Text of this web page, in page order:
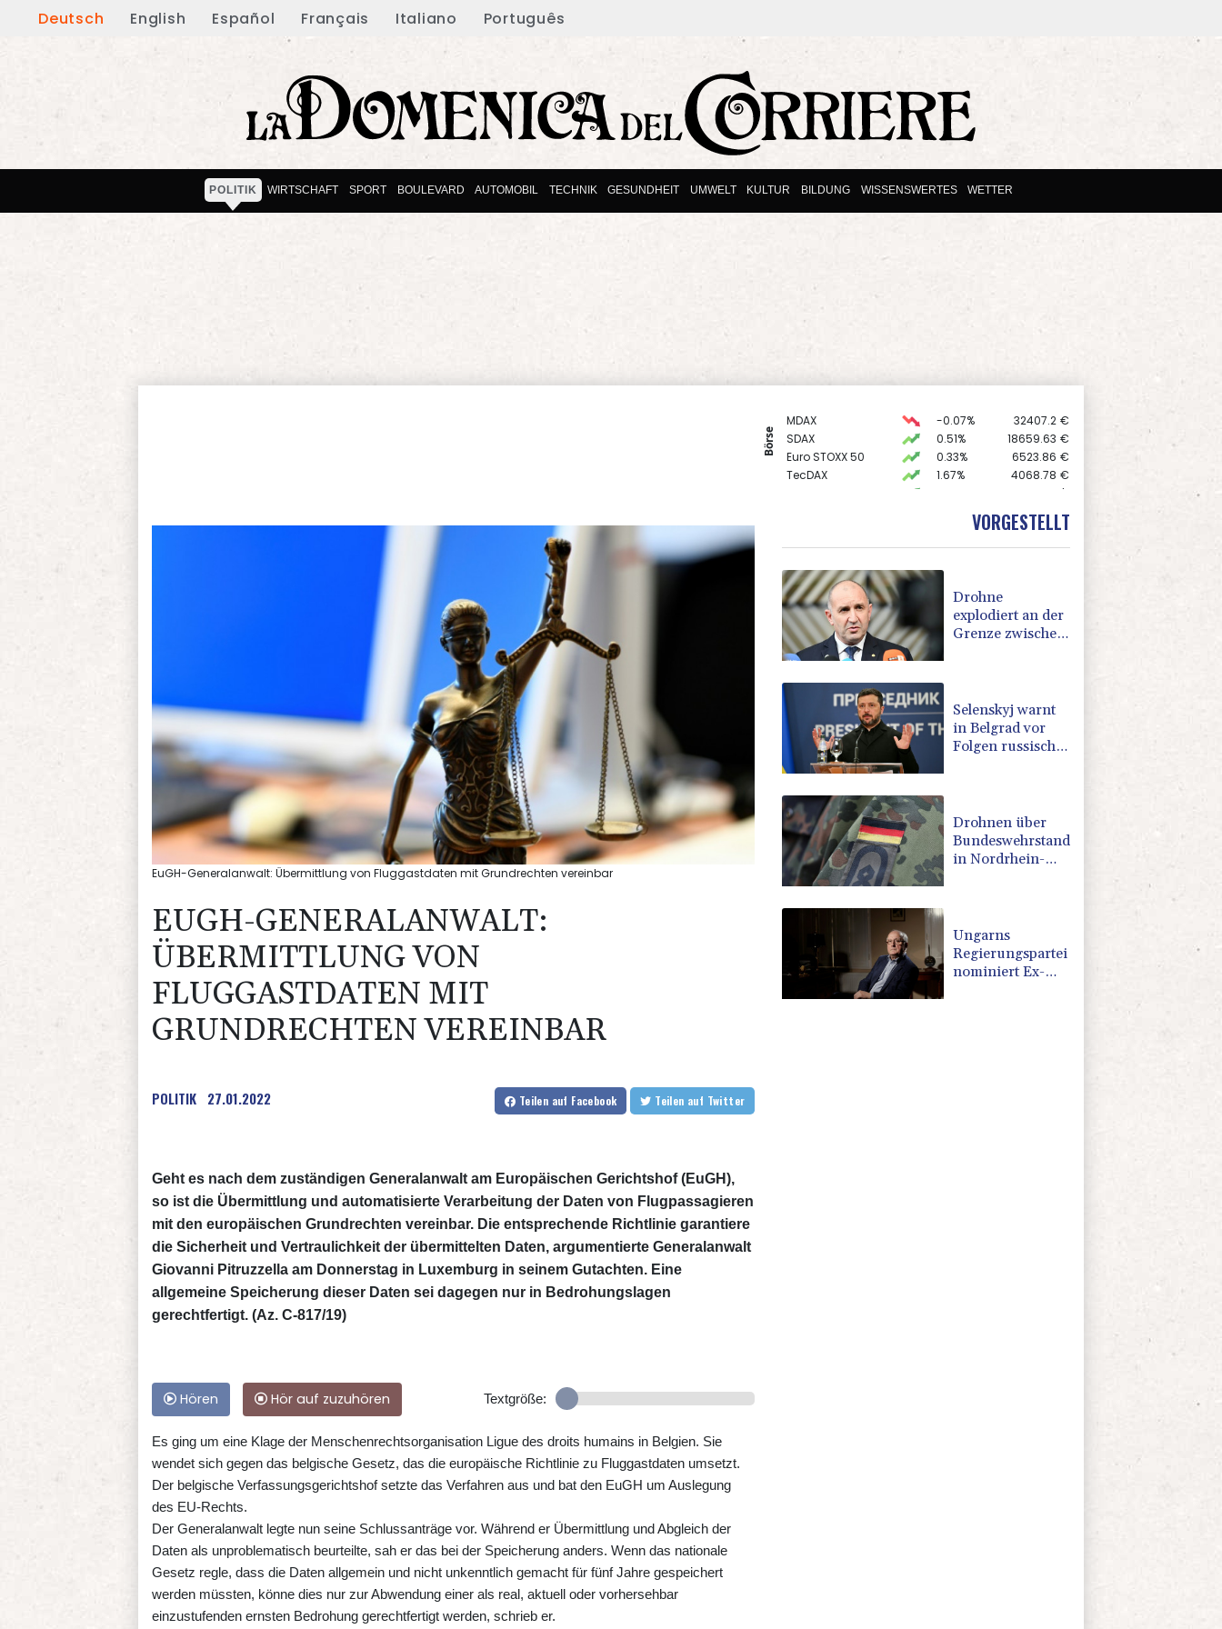
Deutsch English Español Français Italiano Português
POLITIK WIRTSCHAFT SPORT BOULEVARD AUTOMOBIL TECHNIK GESUNDHEIT UMWELT KULTUR BILDUNG WISSENSWERTES WETTER
Börse
MDAX -0.07% 32407.2 €
SDAX
0.51% 18659.63 €
Euro STOXX 50
0.33% 6523.86 €
TecDAX
1.67% 4068.78 €
$
26319.45 €
1.1562 $
EuGH-Generalanwalt: Übermittlung von Fluggastdaten mit Grundrechten vereinbar
EUGH-GENERALANWALT:
ÜBERMITTLUNG VON
FLUGGASTDATEN MIT
GRUNDRECHTEN VEREINBAR
POLITIK 27.01.2022 Teilen auf Facebook Teilen auf Twitter
Geht es nach dem zuständigen Generalanwalt am Europäischen Gerichtshof (EuGH),
so ist die Übermittlung und automatisierte Verarbeitung der Daten von Flugpassagieren
mit den europäischen Grundrechten vereinbar. Die entsprechende Richtlinie garantiere
die Sicherheit und Vertraulichkeit der übermittelten Daten, argumentierte Generalanwalt
Giovanni Pitruzzella am Donnerstag in Luxemburg in seinem Gutachten. Eine
allgemeine Speicherung dieser Daten sei dagegen nur in Bedrohungslagen
gerechtfertigt. (Az. C-817/19)
Hören Hör auf zuzuhören Textgröße:
Es ging um eine Klage der Menschenrechtsorganisation Ligue des droits humains in Belgien. Sie
wendet sich gegen das belgische Gesetz, das die europäische Richtlinie zu Fluggastdaten umsetzt.
Der belgische Verfassungsgerichtshof setzte das Verfahren aus und bat den EuGH um Auslegung
des EU-Rechts.
Der Generalanwalt legte nun seine Schlussanträge vor. Während er Übermittlung und Abgleich der
Daten als unproblematisch beurteilte, sah er das bei der Speicherung anders. Wenn das nationale
Gesetz regle, dass die Daten allgemein und nicht unkenntlich gemacht für fünf Jahre gespeichert
werden müssten, könne dies nur zur Abwendung einer als real, aktuell oder vorhersehbar
einzustufenden ernsten Bedrohung gerechtfertigt werden, schrieb er.
VORGESTELLT
Drohne
explodiert an der
Grenze zwischen
Selenskyj warnt
in Belgrad vor
Folgen russischer
Drohnen über
Bundeswehrstandort
in Nordrhein-
Ungarns
Regierungspartei
nominiert Ex-